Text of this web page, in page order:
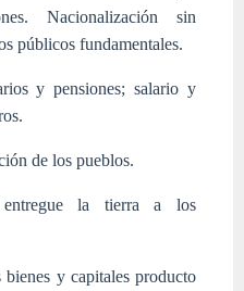
Nacionalización sin
públicos fundamentales.
y pensiones; salario y
de los pueblos.
la tierra a los
y capitales producto